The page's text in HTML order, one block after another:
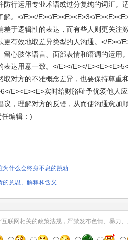
防行运用专业术语或过分复纯的词汇。
解。</E></E></E><E><E>3</
差于逻辑性的表达，而有些人则更关注
更有效地取差异类型的人沟通。</E></
留心肢体语言、面部表情和语调的运用
表达用意一致。</E></E></
取对方的不雅概念差异，也要保持尊重
E><E><E>实时给财胳耻予优爱他人
议，理解对方的反馈，从而使沟通愈加
任编辑：)
为什么会终身不息的跳动
的意思、解释和含义
联网相关的政策法规，严禁发布色情、暴力、